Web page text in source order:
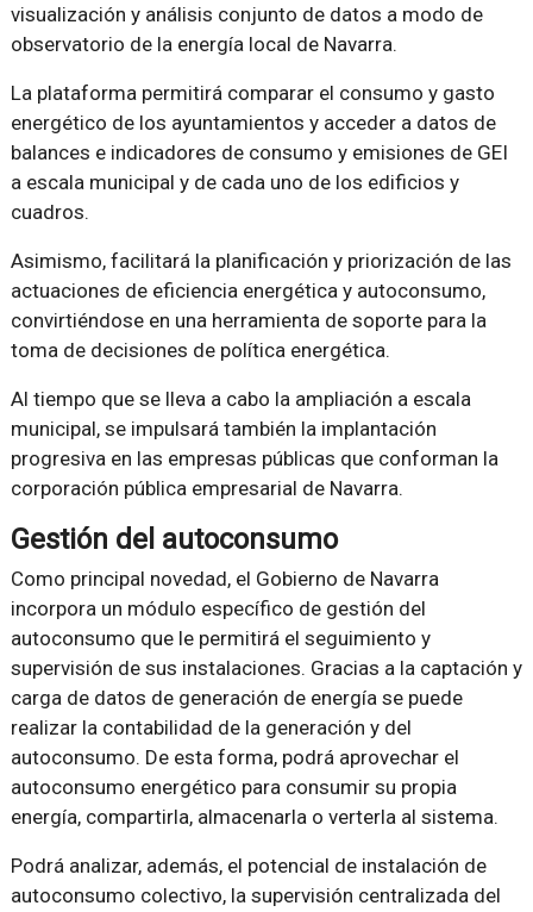
visualización y análisis conjunto de datos a modo de
observatorio de la energía local de Navarra.
La plataforma permitirá comparar el consumo y gasto
energético de los ayuntamientos y acceder a datos de
balances e indicadores de consumo y emisiones de GEI
a escala municipal y de cada uno de los edificios y
cuadros.
Asimismo, facilitará la planificación y priorización de las
actuaciones de eficiencia energética y autoconsumo,
convirtiéndose en una herramienta de soporte para la
toma de decisiones de política energética.
Al tiempo que se lleva a cabo la ampliación a escala
municipal, se impulsará también la implantación
progresiva en las empresas públicas que conforman la
corporación pública empresarial de Navarra.
Gestión del autoconsumo
Como principal novedad, el Gobierno de Navarra
incorpora un módulo específico de gestión del
autoconsumo que le permitirá el seguimiento y
supervisión de sus instalaciones. Gracias a la captación y
carga de datos de generación de energía se puede
realizar la contabilidad de la generación y del
autoconsumo. De esta forma, podrá aprovechar el
autoconsumo energético para consumir su propia
energía, compartirla, almacenarla o verterla al sistema.
Podrá analizar, además, el potencial de instalación de
autoconsumo colectivo, la supervisión centralizada del